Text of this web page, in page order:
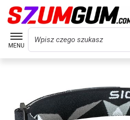
MENU
Wyszukaj